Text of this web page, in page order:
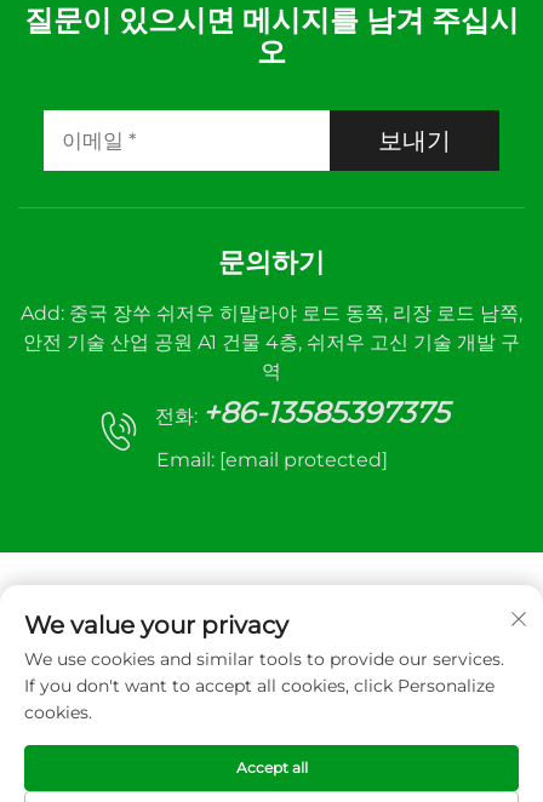
질문이 있으시면 메시지를 남겨 주십시
오
보내기
문의하기
Add: 중국 장쑤 쉬저우 히말라야 로드 동쪽, 리장 로드 남쪽,
안전 기술 산업 공원 A1 건물 4층, 쉬저우 고신 기술 개발 구
역
전화: +86-13585397375
Email: [email protected]
저작권 © 2025 Xuzhou sanhe automatic control
equipment Co.,LTD. 모든 권리 보유
We value your privacy
We use cookies and similar tools to provide our services.
If you don't want to accept all cookies, click Personalize
cookies.
Accept all